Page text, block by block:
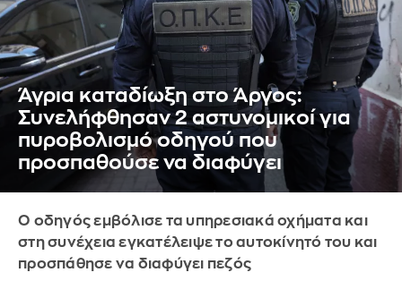
Άγρια καταδίωξη στο Άργος:
Συνελήφθησαν 2 αστυνομικοί για
πυροβολισμό οδηγού που
προσπαθούσε να διαφύγει
Ο οδηγός εμβόλισε τα υπηρεσιακά οχήματα και
στη συνέχεια εγκατέλειψε το αυτοκίνητό του και
προσπάθησε να διαφύγει πεζός